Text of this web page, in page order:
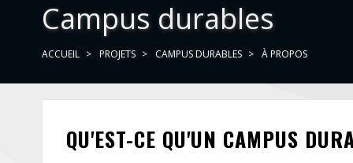
Campus durables
ACCUEIL PROJETS CAMPUS DURABLES À PROPOS
QU'EST-CE QU'UN CAMPUS